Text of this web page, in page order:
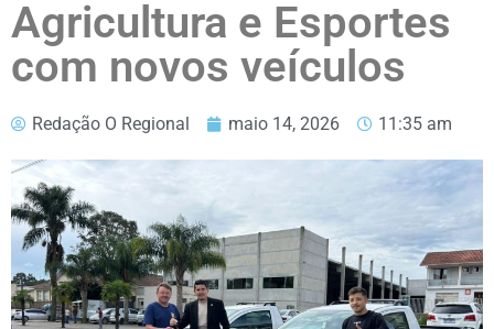
Agricultura e Esportes
com novos veículos
Redação O Regional maio 14, 2026 11:35 am